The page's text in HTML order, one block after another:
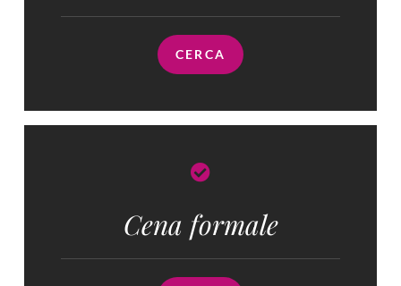
CERCA
Cena formale